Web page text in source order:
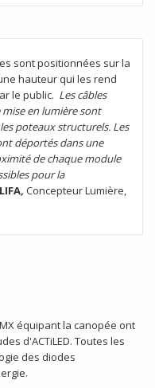
sont positionnées sur la
hauteur qui les rend
le public. Les câbles
en lumière sont
poteaux structurels. Les
déportés dans une
de chaque module
pour la
, Concepteur Lumière,
équipant la canopée ont
d'ACTiLED. Toutes les
des diodes